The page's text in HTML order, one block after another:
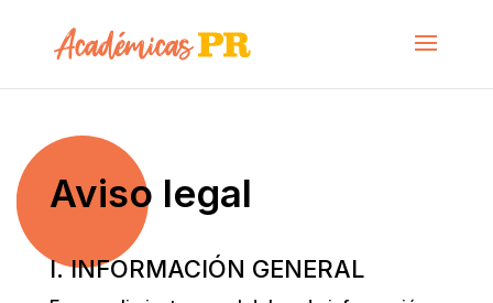
Aviso legal
I. INFORMACIÓN GENERAL